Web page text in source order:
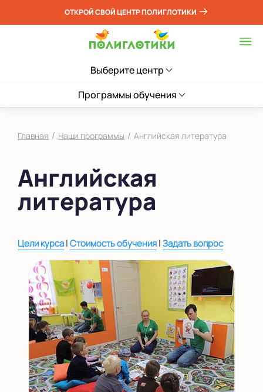
ОТКРОЙ СВОЙ ЦЕНТР ПОЛИГЛОТИКИ
Выберите центр
Программы обучения
Главная / Наши программы / Английская литература
Английская
литература
Цели курса|Стоимость обучения|Задать вопрос